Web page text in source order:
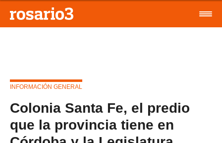
INFORMACIÓN GENERAL
Colonia Santa Fe, el predio
que la provincia tiene en